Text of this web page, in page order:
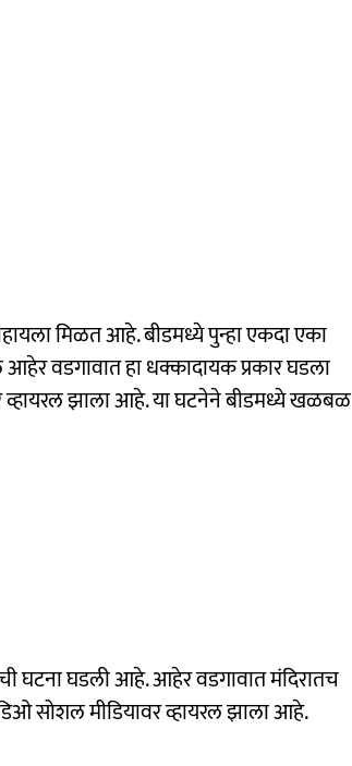
मिळत आहे. बीडमध्ये पुन्हा एकदा एका
वडगावात हा धक्कादायक प्रकार घडला
व्हायरल झाला आहे. या घटनेने बीडमध्ये खळबळ
घटना घडली आहे. आहेर वडगावात मंदिरातच
सोशल मीडियावर व्हायरल झाला आहे.